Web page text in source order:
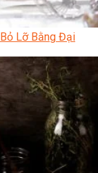
Lỡ Bằng Đại